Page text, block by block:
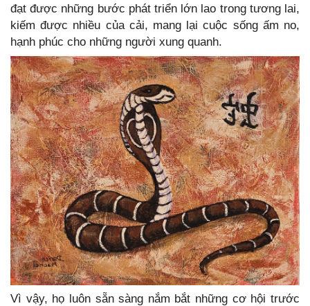
đạt được những bước phát triển lớn lao trong tương lai,
kiếm được nhiều của cải, mang lại cuộc sống ấm no,
hạnh phúc cho những người xung quanh.
Vì vậy, họ luôn sẵn sàng nắm bắt những cơ hội trước